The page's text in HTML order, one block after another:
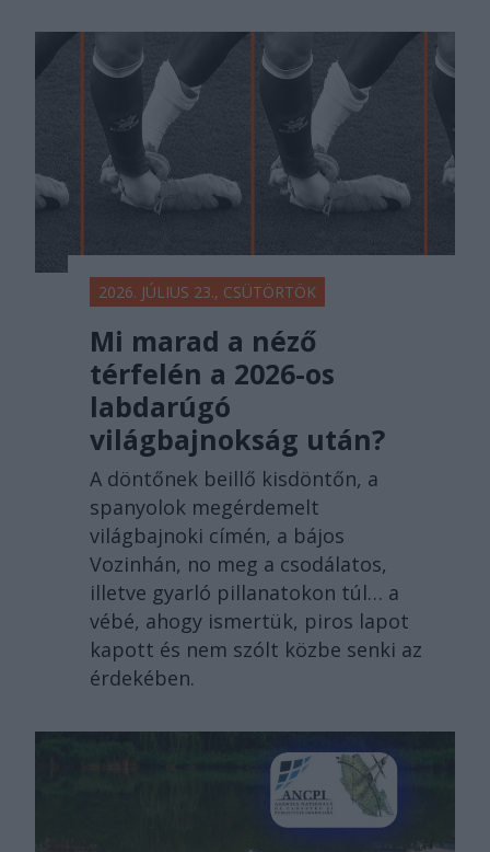
2026. JÚLIUS 23., CSÜTÖRTÖK
Mi marad a néző
térfelén a 2026-os
labdarúgó
világbajnokság után?
A döntőnek beillő kisdöntőn, a
spanyolok megérdemelt
világbajnoki címén, a bájos
Vozinhán, no meg a csodálatos,
illetve gyarló pillanatokon túl… a
vébé, ahogy ismertük, piros lapot
kapott és nem szólt közbe senki az
érdekében.